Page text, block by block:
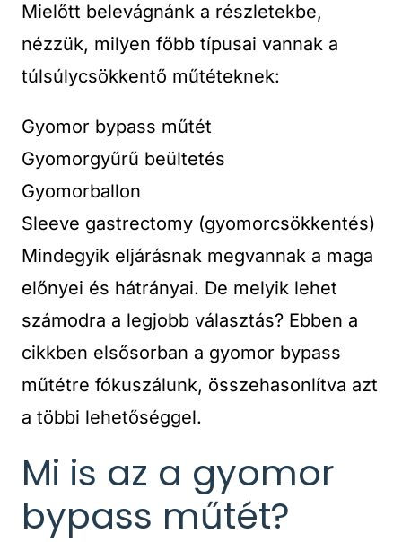
Mielőtt belevágnánk a részletekbe,
nézzük, milyen főbb típusai vannak a
túlsúlycsökkentő műtéteknek:
Gyomor bypass műtét
Gyomorgyűrű beültetés
Gyomorballon
Sleeve gastrectomy (gyomorcsökkentés)
Mindegyik eljárásnak megvannak a maga
előnyei és hátrányai. De melyik lehet
számodra a legjobb választás? Ebben a
cikkben elsősorban a gyomor bypass
műtétre fókuszálunk, összehasonlítva azt
a többi lehetőséggel.
Mi is az a gyomor
bypass műtét?